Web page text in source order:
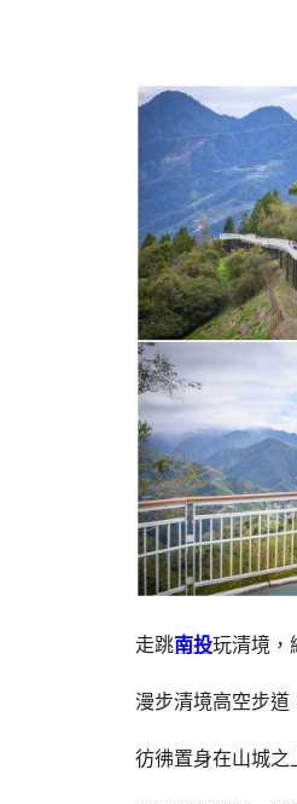
走跳南投玩清境，
漫步清境高空步道
彷彿置身在山城之